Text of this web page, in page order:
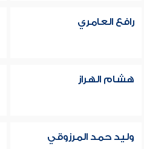
رافع العامري
هشام الهراز
وليد حمد المرزوقي